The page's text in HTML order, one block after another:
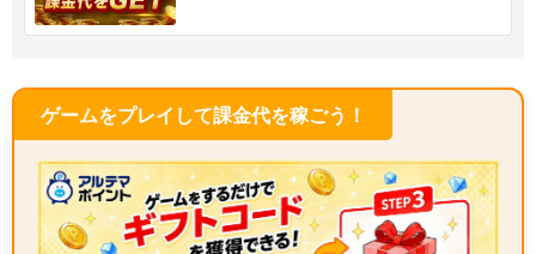
ゲームをプレイして課金代を稼ごう！